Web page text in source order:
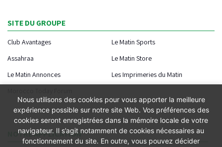
SITE DU GROUPE
Club Avantages
Le Matin Sports
Assahraa
Le Matin Store
Le Matin Annonces
Les Imprimeries du Matin
NOTRE APPLICATION
Nous utilisons des cookies pour vous apporter la meilleure
expérience possible sur notre site Web. Vos préférences des
cookies seront enregistrées dans la mémoire locale de votre
navigateur. Il s’agit notamment de cookies nécessaires au
fonctionnement du site. En outre, vous pouvez décider